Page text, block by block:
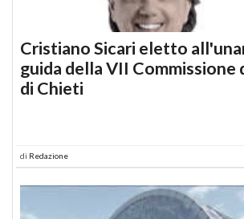
Cristiano Sicari eletto
guida della VII Commissione
di Chieti
di Redazione